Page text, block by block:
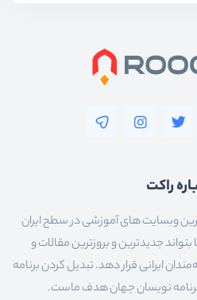
راکت
وبسایت های آموزشی در سطح ایران
جدیدترین و بروزترین مقالات و
ایرانی قرار دهد. تبدیل کردن برنامه
برنامه نویسان جهان هدف ماست.